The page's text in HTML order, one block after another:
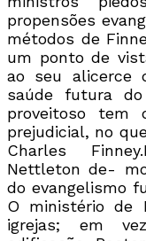
propensões
métodos de
um ponto de
ao seu alicerce
saúde futura
proveitoso tem
prejudicial, no
Charles
Nettleton de-
do evangelismo
O ministério de
igrejas; em